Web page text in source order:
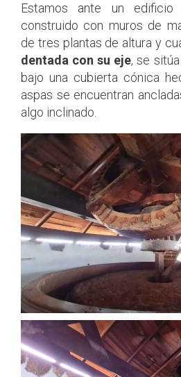
Estamos ante un
construido con muros de
de tres plantas de altura y
dentada con su eje, se
bajo una cubierta cónica
aspas se encuentran
algo inclinado.